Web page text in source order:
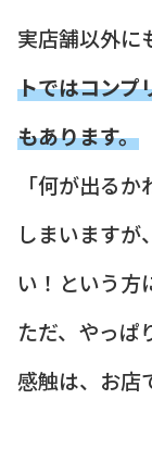
実店舗以外に
トではコンプ
もあります。
「何が出る
しまいますが
い！という方
ただ、やっぱ
感触は、お店